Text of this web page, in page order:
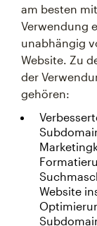
am besten
Verwendung
unabhängig
Website. Zu
der
gehören:
Website